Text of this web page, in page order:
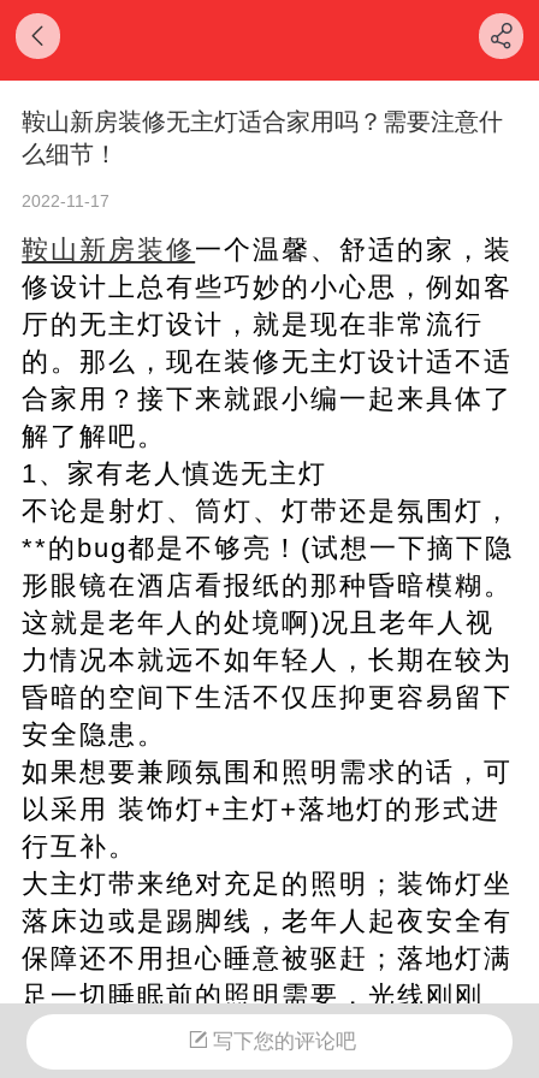
鞍山新房装修无主灯适合家用吗？需要注意什
么细节！
2022-11-17
鞍山新房装修一个温馨、舒适的家，装
修设计上总有些巧妙的小心思，例如客
厅的无主灯设计，就是现在非常流行
的。那么，现在装修无主灯设计适不适
合家用？接下来就跟小编一起来具体了
解了解吧。
1、家有老人慎选无主灯
不论是射灯、筒灯、灯带还是氛围灯，
**的bug都是不够亮！(试想一下摘下隐
形眼镜在酒店看报纸的那种昏暗模糊。
这就是老年人的处境啊)况且老年人视
力情况本就远不如年轻人，长期在较为
昏暗的空间下生活不仅压抑更容易留下
安全隐患。
如果想要兼顾氛围和照明需求的话，可
以采用 装饰灯+主灯+落地灯的形式进
行互补。
大主灯带来绝对充足的照明；装饰灯坐
落床边或是踢脚线，老年人起夜安全有
保障还不用担心睡意被驱赶；落地灯满
足一切睡眠前的照明需要，光线刚刚
好。
写下您的评论吧